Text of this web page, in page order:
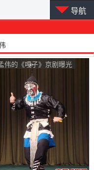
导航
伟的《嘎子》京剧曝光